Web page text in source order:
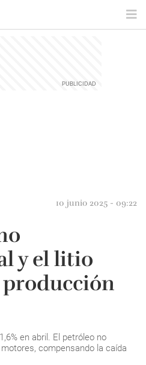
10 junio 2025 - 09:22
y el litio
en abril. El petróleo no
compensando la caída